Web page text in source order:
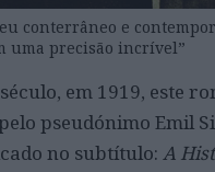
conterrâneo e
uma precisão incrível”
em 1919, este
pseudónimo Emil
no subtítulo: A